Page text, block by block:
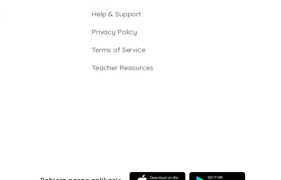
Help & Support
Privacy Policy
Terms of Service
Teacher Resources